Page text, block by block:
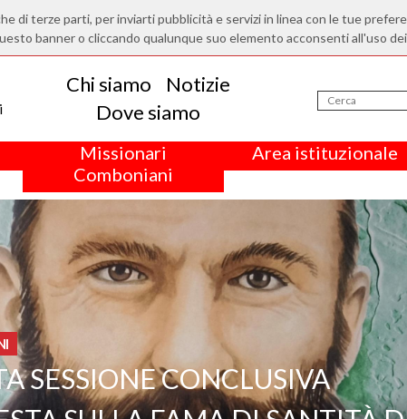
di terze parti, per inviarti pubblicità e servizi in linea con le tue
banner o cliccando qualunque suo elemento acconsenti all'uso
Chi siamo
Notizie
Dove siamo
Missionari
Comboniani
Area istituzionale
SESSIONE CONCLUSIVA